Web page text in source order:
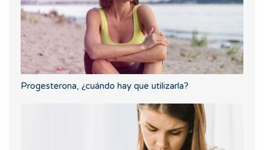
Progesterona, ¿cuándo hay que utilizarla?